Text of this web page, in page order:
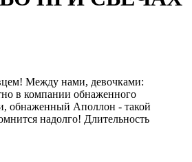
Между нами, девочками:
в компании обнаженного
обнаженный Аполлон - такой
надолго! Длительность